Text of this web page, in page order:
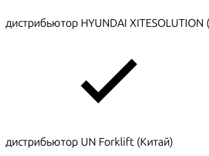
дистрибьютор HYUNDAI
дистрибьютор UN Forklift (Китай)